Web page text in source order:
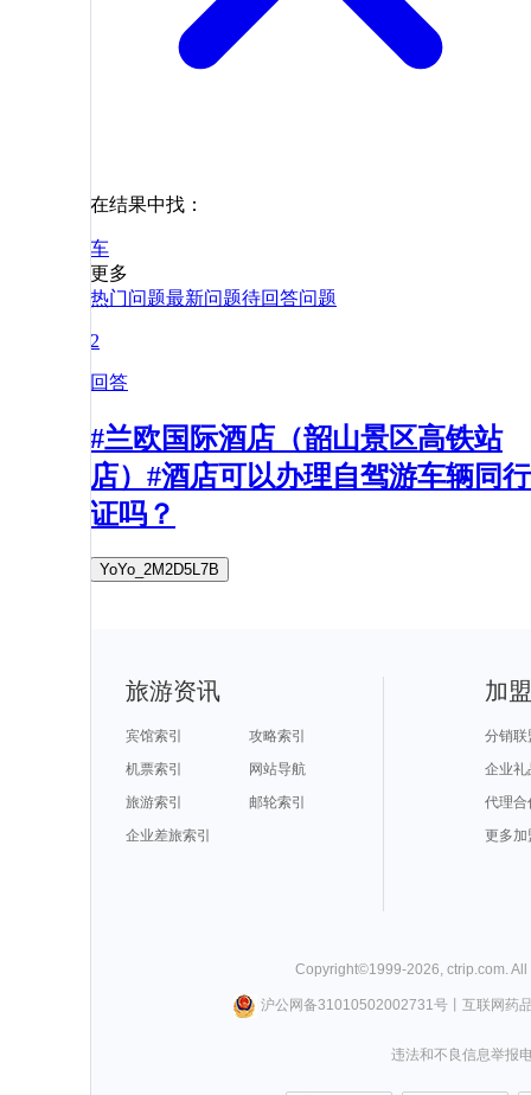
在结果中找：
车
更多
热门问题最新问题待回答问题
2
回答
#兰欧国际酒店（韶山景区高铁站
店）#酒店可以办理自驾游车辆同行
证吗？
YoYo_2M2D5L7B
旅游资讯
宾馆索引
攻略索引
机票索引
网站导航
旅游索引
邮轮索引
企业差旅索引
加
分销联
企业礼
代理合
更多加
Copyright©1999-2026 ctrip.com .
沪公网备31010502002731号丨 互联网药
违法和不良信息举报